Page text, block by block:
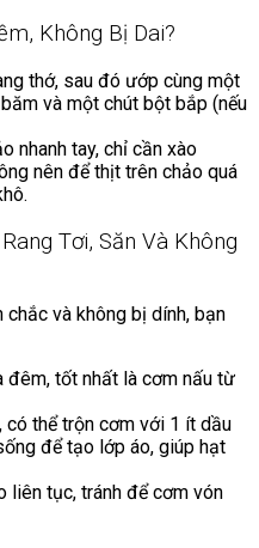
Không Bị Dai?
thớ, sau đó ướp cùng một
và một chút bột bắp (nếu
nhanh tay, chỉ cần xào
nên để thịt trên chảo quá
Tơi, Săn Và Không
và không bị dính, bạn
đêm, tốt nhất là cơm nấu từ
có thể trộn cơm với 1 ít dầu
để tạo lớp áo, giúp hạt
liên tục, tránh để cơm vón